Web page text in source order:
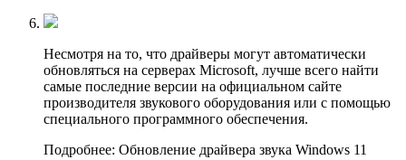
Несмотря на то, что драйверы могут автоматически
обновляться на серверах Microsoft, лучше всего найти
самые последние версии на официальном сайте
производителя звукового оборудования или с помощью
специального программного обеспечения.
Подробнее: Обновление драйвера звука Windows 11